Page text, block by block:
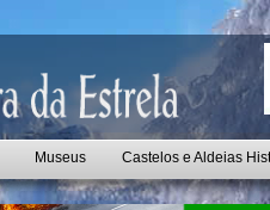
Museus Castelos e Aldeias